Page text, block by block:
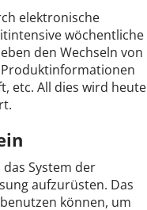
elektronische
wöchentliche
den Wechseln von
etc. All dies wird heute
System der
aufzurüsten. Das
können, um